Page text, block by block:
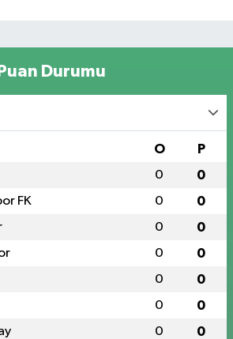
Durumu
O P
0 0
FK 0 0
0 0
0 0
0 0
0 0
0 0